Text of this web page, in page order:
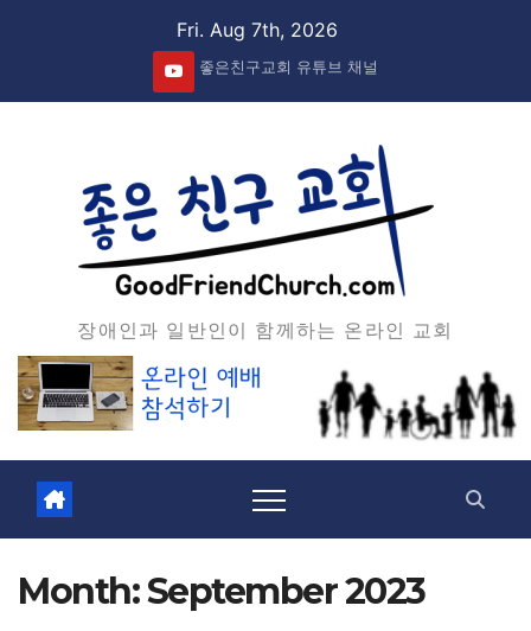
Fri. Aug 7th, 2026
좋은친구교회 유튜브 채널
장애인과 일반인이 함께하는 온라인 교회
Month:September 2023